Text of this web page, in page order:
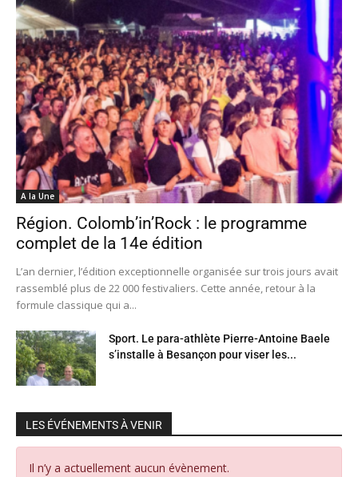
A la Une
Région. Colomb’in’Rock : le programme
complet de la 14e édition
L’an dernier, l’édition exceptionnelle organisée sur trois jours avait
rassemblé plus de 22 000 festivaliers. Cette année, retour à la
formule classique qui a...
Sport. Le para-athlète Pierre-Antoine Baele
s’installe à Besançon pour viser les...
LES ÉVÉNEMENTS À VENIR
Il n’y a actuellement aucun évènement.